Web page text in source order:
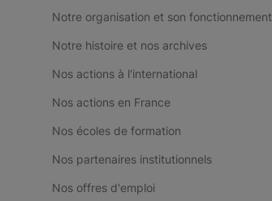
Notre organisation et son fonctionnement
Notre histoire et nos archives
Nos actions à l'international
Nos actions en France
Nos écoles de formation
Nos partenaires institutionnels
Nos offres d'emploi